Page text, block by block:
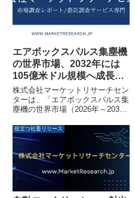
エアボックスパルス集塵機
の世界市場、2032年には
105億米ドル規模へ成長予
測
株式会社マーケットリサーチセン
ターは、「エアボックスパルス集
塵機の世界市場（2026年～2032
ました。このレポートによると、
世界市場は2025年の65億4300万
米ドルから2032年には105億1900
万米ドルへと拡大し、年平均成長
率（CAGR）7.1％で成長すると
予測されています。
役立つ社畜リリース